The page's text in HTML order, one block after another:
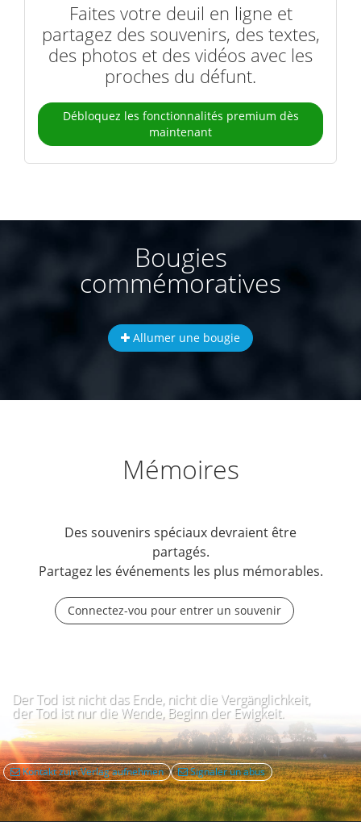
Faites votre deuil en ligne et
partagez des souvenirs, des textes,
des photos et des vidéos avec les
proches du défunt.
Débloquez les fonctionnalités premium dès
maintenant
Bougies
commémoratives
Allumer une bougie
Mémoires
Des souvenirs spéciaux devraient être
partagés.
Partagez les événements les plus mémorables.
Connectez-vou pour entrer un souvenir
Der Tod ist nicht das Ende, nicht die Vergänglichkeit,
der Tod ist nur die Wende, Beginn der Ewigkeit.
Kontakt zum Verlag aufnehmen Signaler un abus